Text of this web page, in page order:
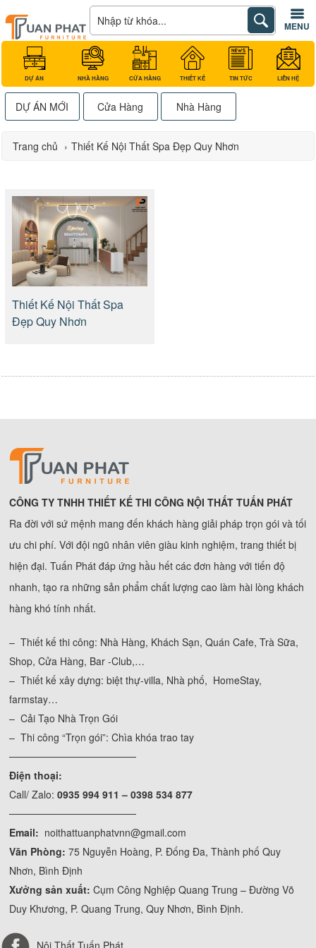
DỰ ÁN NHÀ HÀNG CỬA HÀNG THIẾT KẾ TIN TỨC LIÊN HỆ
MENU
DỰ ÁN MỚI Cửa Hàng Nhà Hàng
Trang chủ › Thiết Kế Nội Thất Spa Đẹp Quy Nhơn
Thiết Kế Nội Thất Spa
Đẹp Quy Nhơn
CÔNG TY TNHH THIẾT KẾ THI CÔNG NỘI THẤT TUẤN PHÁT
Ra đời với sứ mệnh mang đến khách hàng giải pháp trọn gói và tối
ưu chi phí. Với đội ngũ nhân viên giàu kinh nghiệm, trang thiết bị
hiện đại. Tuấn Phát đáp ứng hầu hết các đơn hàng với tiến độ
nhanh, tạo ra những sản phẩm chất lượng cao làm hài lòng khách
hàng khó tính nhất.
– Thiết kế thi công: Nhà Hàng, Khách Sạn, Quán Cafe, Trà Sữa,
Shop, Cửa Hàng, Bar -Club,…
– Thiết kế xây dựng: biệt thự-villa, Nhà phố, HomeStay,
farmstay…
– Cải Tạo Nhà Trọn Gói
– Thi công “Trọn gói”: Chìa khóa trao tay
──────────────────
Điện thoại:
Call/ Zalo:0935 994 911 – 0398 534 877
──────────────────
Email: noithattuanphatvnn@gmail.com
Văn Phòng: 75 Nguyễn Hoàng, P. Đống Đa, Thành phố Quy
Nhơn, Bình Định
Xưởng sản xuất: Cụm Công Nghiệp Quang Trung – Đường Võ
Duy Khương, P. Quang Trung, Quy Nhơn, Bình Định.
Nội Thất Tuấn Phát